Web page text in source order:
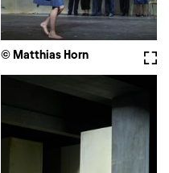
© Matthias Horn